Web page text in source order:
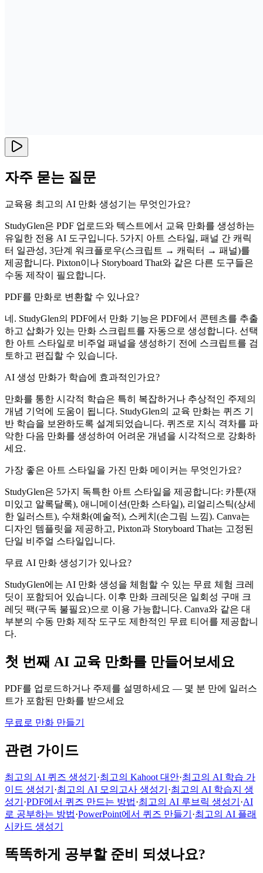
자주 묻는 질문
교육용 최고의 AI 만화 생성기는 무엇인가요?
StudyGlen은 PDF 업로드와 텍스트에서 교육 만화를 생성하는
유일한 전용 AI 도구입니다. 5가지 아트 스타일, 패널 간 캐릭
터 일관성, 3단계 워크플로우(스크립트 → 캐릭터 → 패널)를
제공합니다. Pixton이나 Storyboard That와 같은 다른 도구들은
수동 제작이 필요합니다.
PDF를 만화로 변환할 수 있나요?
네. StudyGlen의 PDF에서 만화 기능은 PDF에서 콘텐츠를 추출
하고 삽화가 있는 만화 스크립트를 자동으로 생성합니다. 선택
한 아트 스타일로 비주얼 패널을 생성하기 전에 스크립트를 검
토하고 편집할 수 있습니다.
AI 생성 만화가 학습에 효과적인가요?
만화를 통한 시각적 학습은 특히 복잡하거나 추상적인 주제의
개념 기억에 도움이 됩니다. StudyGlen의 교육 만화는 퀴즈 기
반 학습을 보완하도록 설계되었습니다. 퀴즈로 지식 격차를 파
악한 다음 만화를 생성하여 어려운 개념을 시각적으로 강화하
세요.
가장 좋은 아트 스타일을 가진 만화 메이커는 무엇인가요?
StudyGlen은 5가지 독특한 아트 스타일을 제공합니다: 카툰(재
미있고 알록달록), 애니메이션(만화 스타일), 리얼리스틱(상세
한 일러스트), 수채화(예술적), 스케치(손그림 느낌). Canva는
디자인 템플릿을 제공하고, Pixton과 Storyboard That는 고정된
단일 비주얼 스타일입니다.
무료 AI 만화 생성기가 있나요?
StudyGlen에는 AI 만화 생성을 체험할 수 있는 무료 체험 크레
딧이 포함되어 있습니다. 이후 만화 크레딧은 일회성 구매 크
레딧 팩(구독 불필요)으로 이용 가능합니다. Canva와 같은 대
부분의 수동 만화 제작 도구도 제한적인 무료 티어를 제공합니
다.
첫 번째 AI 교육 만화를 만들어보세요
PDF를 업로드하거나 주제를 설명하세요 — 몇 분 만에 일러스
트가 포함된 만화를 받으세요
무료로 만화 만들기
관련 가이드
최고의 AI 퀴즈 생성기 ·최고의 Kahoot 대안·최고의 AI 학습 가
이드 생성기 ·최고의 AI 모의고사 생성기 ·최고의 AI 학습지 생
성기 ·PDF에서 퀴즈 만드는 방법·최고의 AI 루브릭 생성기 ·AI
로 공부하는 방법·PowerPoint에서 퀴즈 만들기 ·최고의 AI 플래
시카드 생성기
똑똑하게 공부할 준비 되셨나요?